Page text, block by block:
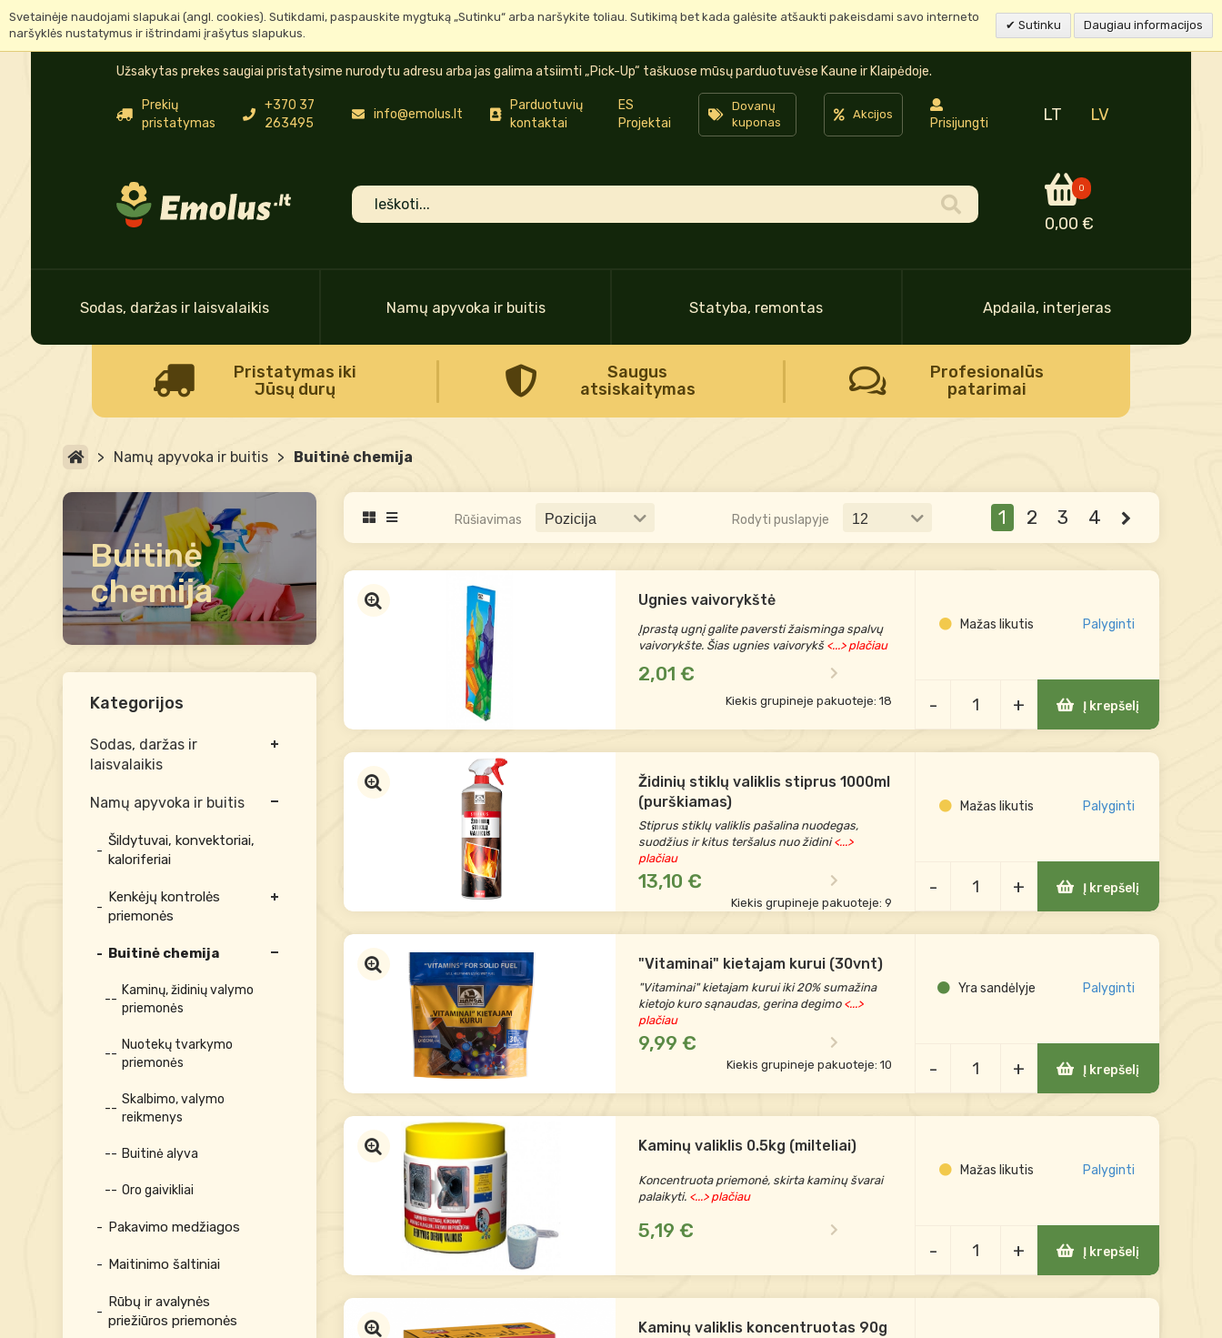
Svetainėje naudojami slapukai (angl. cookies). Sutikdami, paspauskite mygtuką „Sutinku“ arba naršykite toliau. Sutikimą bet kada galėsite atšaukti pakeisdami savo interneto
naršyklės nustatymus ir ištrindami įrašytus slapukus.
Sutinku Daugiau informacijos
Užsakytas prekes saugiai pristatysime nurodytu adresu arba jas galima atsiimti „Pick-Up“ taškuose mūsų parduotuvėse Kaune ir Klaipėdoje.
Prekių
pristatymas
+370 37
263495
info@emolus.lt
Parduotuvių
kontaktai
ES
Projektai
Dovanų
kuponas
Akcijos
Prisijungti LT LV
0
0,00 €
Sodas, daržas ir laisvalaikis Namų apyvoka ir buitis Statyba, remontas Apdaila, interjeras
Pristatymas iki
Jūsų durų
Saugus
atsiskaitymas
Profesionalūs
patarimai
> Namų apyvoka ir buitis > Buitinė chemija
Buitinė
chemija
Kategorijos
Sodas, daržas ir
laisvalaikis
Namų apyvoka ir buitis
Šildytuvai, konvektoriai,
kaloriferiai
Kenkėjų kontrolės
priemonės
Buitinė chemija
Kaminų, židinių valymo
priemonės
Nuotekų tvarkymo
priemonės
Skalbimo, valymo
reikmenys
Buitinė alyva
Oro gaivikliai
Pakavimo medžiagos
Maitinimo šaltiniai
Rūbų ir avalynės
priežiūros priemonės
Rūšiavimas Rodyti puslapyje 1 2 3 4
Ugnies vaivorykštė
Įprastą ugnį galite paversti žaisminga spalvų
vaivorykšte. Šias ugnies vaivorykš<...> plačiau
2,01 €
Kiekis grupineje pakuoteje: 18
Mažas likutis Palyginti
- + Į krepšelį
Židinių stiklų valiklis stiprus 1000ml
(purškiamas)
Stiprus stiklų valiklis pašalina nuodegas,
suodžius ir kitus teršalus nuo židini<...>
plačiau
13,10 €
Kiekis grupineje pakuoteje: 9
Mažas likutis Palyginti
- + Į krepšelį
"Vitaminai" kietajam kurui (30vnt)
"Vitaminai" kietajam kurui iki 20% sumažina
kietojo kuro sąnaudas, gerina degimo<...>
plačiau
9,99 €
Kiekis grupineje pakuoteje: 10
Yra sandėlyje Palyginti
- + Į krepšelį
Kaminų valiklis 0.5kg (milteliai)
Koncentruota priemonė, skirta kaminų švarai
palaikyti.<...> plačiau
5,19 €
Mažas likutis Palyginti
- + Į krepšelį
Kaminų valiklis koncentruotas 90g